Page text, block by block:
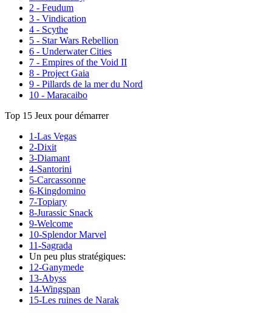
2 - Feudum
3 - Vindication
4 - Scythe
5 - Star Wars Rebellion
6 - Underwater Cities
7 - Empires of the Void II
8 - Project Gaia
9 - Pillards de la mer du Nord
10 - Maracaibo
Top 15 Jeux pour démarrer
1-Las Vegas
2-Dixit
3-Diamant
4-Santorini
5-Carcassonne
6-Kingdomino
7-Topiary
8-Jurassic Snack
9-Welcome
10-Splendor Marvel
11-Sagrada
Un peu plus stratégiques:
12-Ganymede
13-Abyss
14-Wingspan
15-Les ruines de Narak